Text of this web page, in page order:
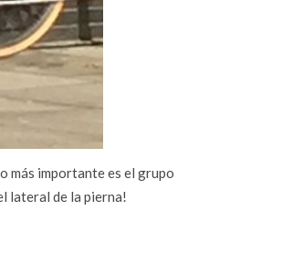
más importante es el grupo
lateral de la pierna!